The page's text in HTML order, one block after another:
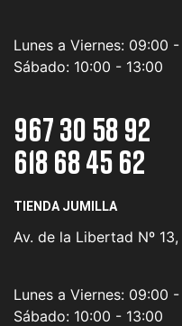
Lunes a Viernes: 09:00 -
Sábado: 10:00 - 13:00
967 30 58 92
618 68 45 62
TIENDA JUMILLA
Av. de la Libertad Nº
Lunes a Viernes: 09:00 -
Sábado: 10:00 - 13:00